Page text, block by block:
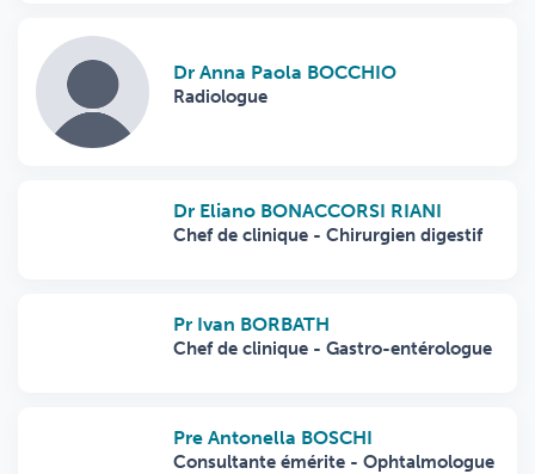
Dr Anna Paola BOCCHIO
Radiologue
Dr Eliano BONACCORSI RIANI
Chef de clinique - Chirurgien digestif
Pr Ivan BORBATH
Chef de clinique - Gastro-entérologue
Pre Antonella BOSCHI
Consultante émérite - Ophtalmologue